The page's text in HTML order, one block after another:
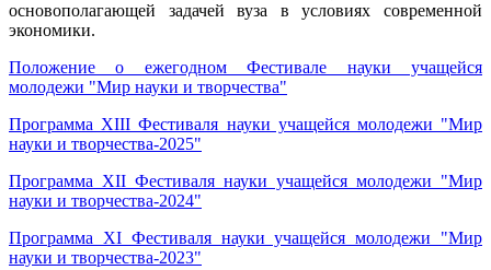
основополагающей задачей вуза в условиях современной
экономики.
Положение о ежегодном Фестивале науки учащейся
молодежи "Мир науки и творчества"
Программа XIII Фестиваля науки учащейся молодежи "Мир
науки и творчества-2025"
Программа XII Фестиваля науки учащейся молодежи "Мир
науки и творчества-2024"
Программа XI Фестиваля науки учащейся молодежи "Мир
науки и творчества-2023"